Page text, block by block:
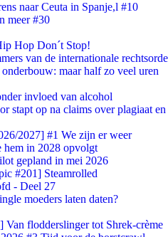
naar Ceuta in Spanje,l #10
meer #30
Hop Don´t Stop!
van de internationale rechtsorde
maar half zo veel uren
invloed van alcohol
stapt op na claims over plagiaat en
2027] #1 We zijn er weer
hem in 2028 opvolgt
gepland in mei 2026
#201] Steamrolled
- Deel 27
moeders laten daten?
flodderslinger tot Shrek-crème